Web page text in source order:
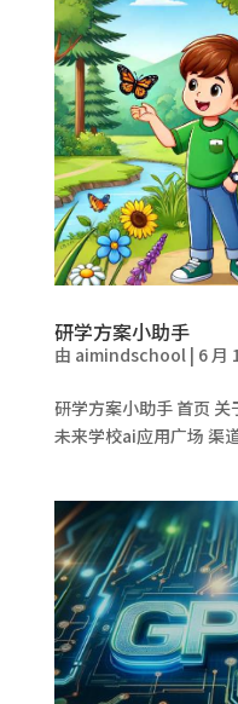
研学方案小助手
由 aimindschool | 6 月
研学方案小助手 首页
未来学校ai应用广场 渠